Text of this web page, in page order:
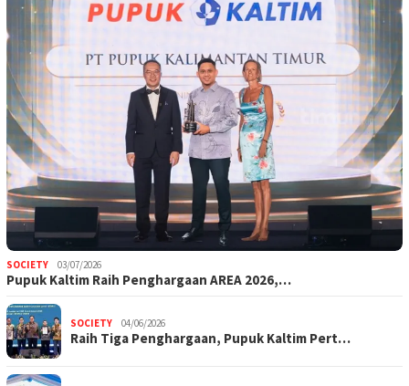
SOCIETY 03/07/2026
Pupuk Kaltim Raih Penghargaan AREA 2026,…
SOCIETY 04/06/2026
Raih Tiga Penghargaan, Pupuk Kaltim Pert…